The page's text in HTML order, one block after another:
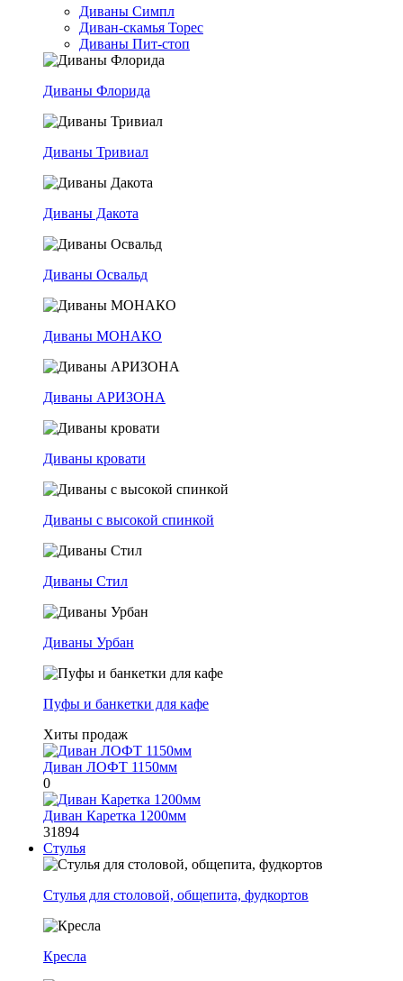
Диваны Симпл
Диван-скамья Торес
Диваны Пит-стоп
Диваны Флорида
Диваны Тривиал
Диваны Дакота
Диваны Освальд
Диваны МОНАКО
Диваны АРИЗОНА
Диваны кровати
Диваны с высокой спинкой
Диваны Стил
Диваны Урбан
Пуфы и банкетки для кафе
Хиты продаж
Диван ЛОФТ 1150мм
0
Диван Каретка 1200мм
31894
Стулья
Стулья для столовой, общепита, фудкортов
Кресла